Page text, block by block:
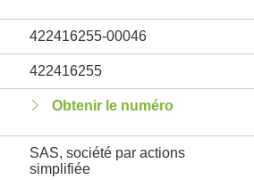
422416255-00046
422416255
Obtenir le numéro
SAS, société par actions
simplifiée